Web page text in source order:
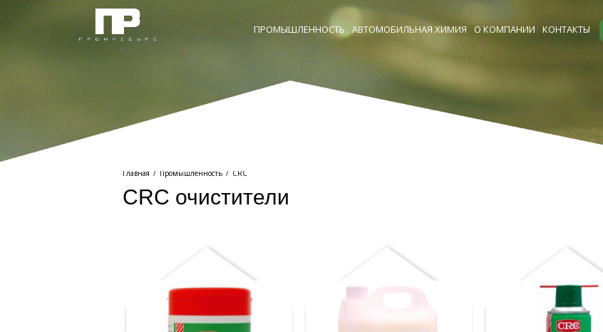
ПРОМЫШЛЕННОСТЬ АВТОМОБИЛЬНАЯ ХИМИЯ О КОМПАНИИ КОНТАКТЫ
Главная / Промышленность / CRC
CRC очистители